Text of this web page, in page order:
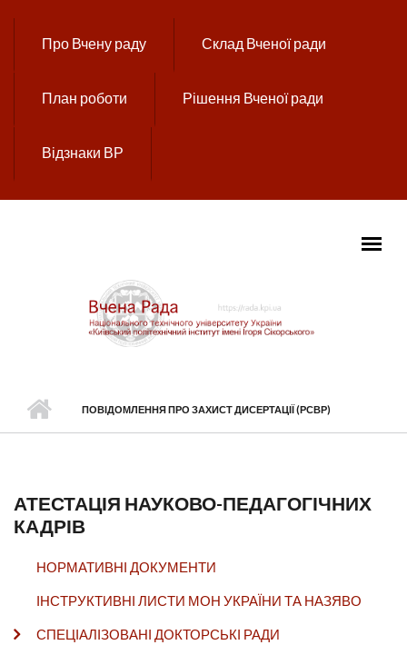
Про Вчену раду Склад Вченої ради
План роботи Рішення Вченої ради
Відзнаки ВР
ГОЛОВНЕ МЕНЮ
ПОВІДОМЛЕННЯ ПРО ЗАХИСТ ДИСЕРТАЦІЇ (РСВР)
АТЕСТАЦІЯ НАУКОВО-ПЕДАГОГІЧНИХ
КАДРІВ
НОРМАТИВНІ ДОКУМЕНТИ
ІНСТРУКТИВНІ ЛИСТИ МОН УКРАЇНИ ТА НАЗЯВО
СПЕЦІАЛІЗОВАНІ ДОКТОРСЬКІ РАДИ